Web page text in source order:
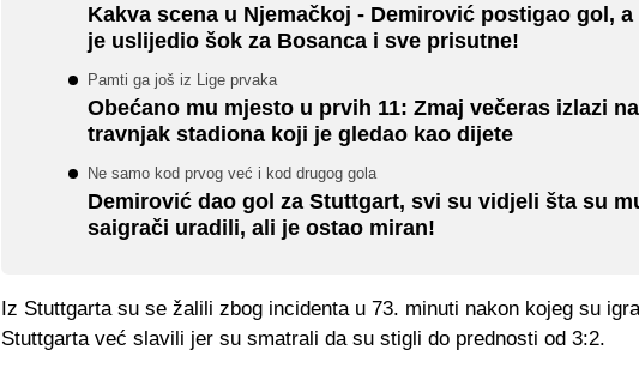
Kakva scena u Njemačkoj - Demirović postigao gol, a
je uslijedio šok za Bosanca i sve prisutne!
Pamti ga još iz Lige prvaka
Obećano mu mjesto u prvih 11: Zmaj večeras izlazi na
travnjak stadiona koji je gledao kao dijete
Ne samo kod prvog već i kod drugog gola
Demirović dao gol za Stuttgart, svi su vidjeli šta su
saigrači uradili, ali je ostao miran!
Iz Stuttgarta su se žalili zbog incidenta u 73. minuti nakon kojeg su
Stuttgarta već slavili jer su smatrali da su stigli do prednosti od 3:2.